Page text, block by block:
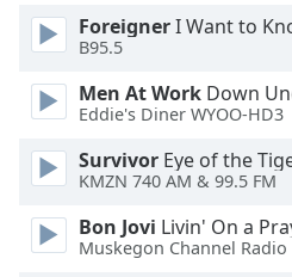
Background
Color
ForeignerI Want to
B95.5
Men At Work Down
Eddie's Diner WYOO-HD3
Survivor Eye of the
KMZN 740 AM & 99.5 FM
Bon Jovi Livin' On a
Muskegon Channel Radio